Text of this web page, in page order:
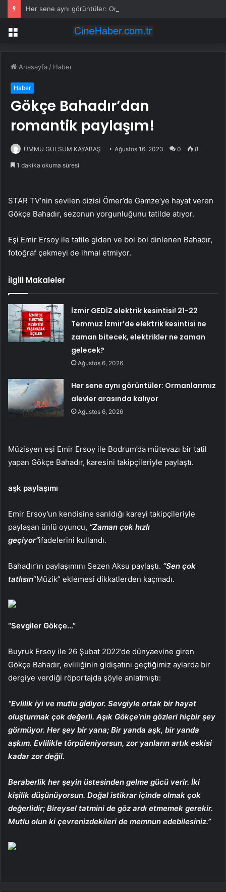
Menü
Anasayfa / Haber
Haber
Gökçe Bahadır’dan
romantik paylaşım!
ÜMMÜ GÜLSÜM KAYABAŞ Ağustos 16, 2023 0 8
1 dakika okuma süresi
STAR TV’nin sevilen dizisi Ömer’de Gamze’ye hayat veren
Gökçe Bahadır, sezonun yorgunluğunu tatilde atıyor.
Eşi Emir Ersoy ile tatile giden ve bol bol dinlenen Bahadır,
fotoğraf çekmeyi de ihmal etmiyor.
İlgili Makaleler
İzmir GEDİZ elektrik kesintisi! 21-22
Temmuz İzmir’de elektrik kesintisi ne
zaman bitecek, elektrikler ne zaman
gelecek?
Ağustos 6, 2026
Her sene aynı görüntüler: Ormanlarımız
alevler arasında kalıyor
Ağustos 6, 2026
Müzisyen eşi Emir Ersoy ile Bodrum’da mütevazı bir tatil
yapan Gökçe Bahadır, karesini takipçileriyle paylaştı.
aşk paylaşımı
Emir Ersoy’un kendisine sarıldığı kareyi takipçileriyle
paylaşan ünlü oyuncu, “Zaman çok hızlı
geçiyor”ifadelerini kullandı.
Bahadır’ın paylaşımını Sezen Aksu paylaştı. “Sen çok
tatlısın“Müzik” eklemesi dikkatlerden kaçmadı.
“Sevgiler Gökçe…”
Buyruk Ersoy ile 26 Şubat 2022’de dünyaevine giren
Gökçe Bahadır, evliliğinin gidişatını geçtiğimiz aylarda bir
dergiye verdiği röportajda şöyle anlatmıştı:
“Evlilik iyi ve mutlu gidiyor. Sevgiyle ortak bir hayat
oluşturmak çok değerli. Aşık Gökçe’nin gözleri hiçbir şey
görmüyor. Her şey bir yana; Bir yanda aşk, bir yanda
aşkım. Evlilikle törpüleniyorsun, zor yanların artık eskisi
kadar zor değil.
Beraberlik her şeyin üstesinden gelme gücü verir. İki
kişilik düşünüyorsun. Doğal istikrar içinde olmak çok
değerlidir; Bireysel tatmini de göz ardı etmemek gerekir.
Mutlu olun ki çevrenizdekileri de memnun edebilesiniz.”